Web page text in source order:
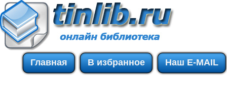
Главная В избранное Наш E-MAIL